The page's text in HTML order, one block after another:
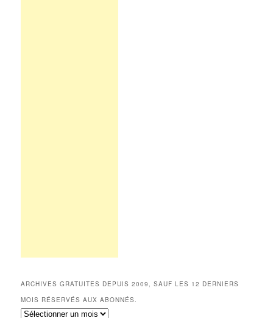
ARCHIVES GRATUITES DEPUIS 2009, SAUF LES 12 DERNIERS
MOIS RÉSERVÉS AUX ABONNÉS.
Archives